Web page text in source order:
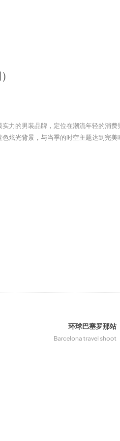
力的男装品牌，定位在潮流年轻的消费
炫光背景，与当季的时空主题达到完美
环球巴塞罗那站
Barcelona travel shoot